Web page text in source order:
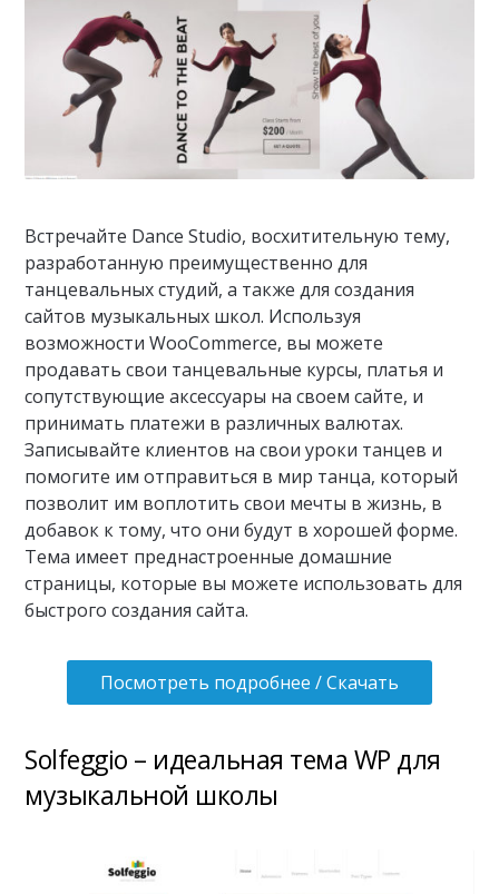
Встречайте Dance Studio, восхитительную тему,
разработанную преимущественно для
танцевальных студий, а также для создания
сайтов музыкальных школ. Используя
возможности WooCommerce, вы можете
продавать свои танцевальные курсы, платья и
сопутствующие аксессуары на своем сайте, и
принимать платежи в различных валютах.
Записывайте клиентов на свои уроки танцев и
помогите им отправиться в мир танца, который
позволит им воплотить свои мечты в жизнь, в
добавок к тому, что они будут в хорошей форме.
Тема имеет преднастроенные домашние
страницы, которые вы можете использовать для
быстрого создания сайта.
Посмотреть подробнее / Скачать
Solfeggio – идеальная тема WP для
музыкальной школы